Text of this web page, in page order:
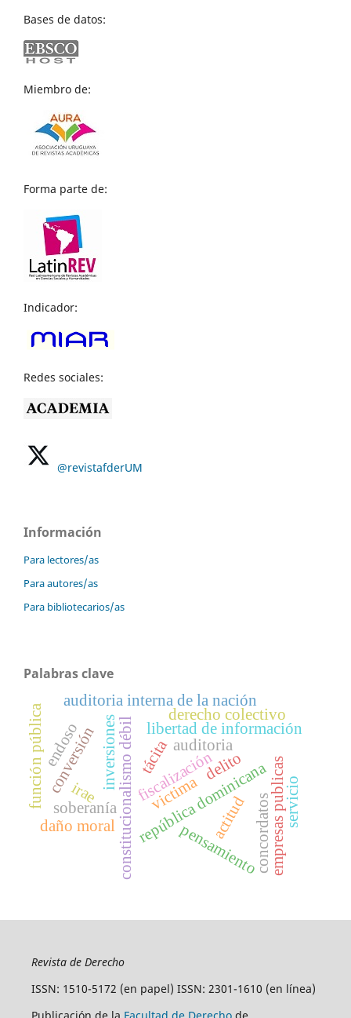
Bases de datos:
Miembro de:
Forma parte de:
Indicador:
Redes sociales:
@revistafderUM
Información
Para lectores/as
Para autores/as
Para bibliotecarios/as
Palabras clave
constitucionalismo débilrepública dominicana
fiscalización
auditoria
auditoria interna de la nación
soberanía
pensamiento
actitud
libertad de información
delito
daño moral empresas publicas
función pública inversiones
irae
conversión tácita
concordatos servicio
endoso
victima
derecho colectivo
Revista de Derecho
ISSN: 1510-5172 (en papel) ISSN: 2301-1610 (en línea)
Publicación de la Facultad de Derechode